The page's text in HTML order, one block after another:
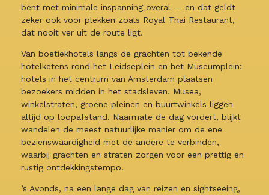
bent met minimale inspanning overal — en dat geldt
zeker ook voor plekken zoals Royal Thai Restaurant,
dat nooit ver uit de route ligt.
Van boetiekhotels langs de grachten tot bekende
hotelketens rond het Leidseplein en het Museumplein:
hotels in het centrum van Amsterdam plaatsen
bezoekers midden in het stadsleven. Musea,
winkelstraten, groene pleinen en buurtwinkels liggen
altijd op loopafstand. Naarmate de dag vordert, blijkt
wandelen de meest natuurlijke manier om de ene
bezienswaardigheid met de andere te verbinden,
waarbij grachten en straten zorgen voor een prettig en
rustig ontdekkingstempo.
’s Avonds, na een lange dag van reizen en sightseeing,